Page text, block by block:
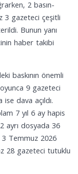
2 basın-
3 gazeteci çeşitli
Bunun yanı
haber takibi
baskının önemli
9 gazeteci
dava açıldı.
7 yıl 6 ay hapis
ayrı dosyada 36
3 Temmuz 2026
28 gazeteci tutuklu